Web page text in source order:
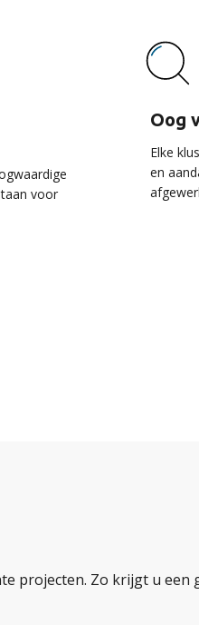
voor
Oog
Elke
en
projecten. Zo krijgt u een